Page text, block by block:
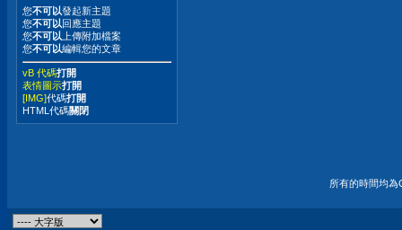
您不可以發起新主題
您不可以 回應主題
您不可以 上傳附加檔案
您不可以編輯您的文章
vB 代碼打開
表情圖示打開
[IMG]代碼打開
HTML代碼關閉
所有的時間均為